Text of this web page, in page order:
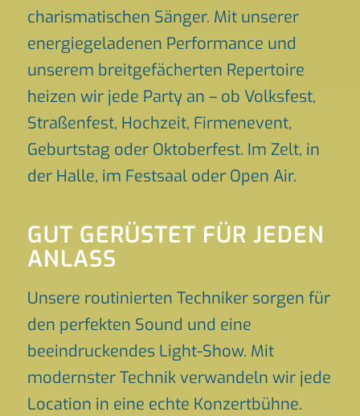
charismatischen Sänger. Mit unserer
energiegeladenen Performance und
unserem breitgefächerten Repertoire
heizen wir jede Party an – ob Volksfest,
Straßenfest, Hochzeit, Firmenevent,
Geburtstag oder Oktoberfest. Im Zelt, in
der Halle, im Festsaal oder Open Air.
GUT GERÜSTET FÜR JEDEN
ANLASS
Unsere routinierten Techniker sorgen für
den perfekten Sound und eine
beeindruckendes Light-Show. Mit
modernster Technik verwandeln wir jede
Location in eine echte Konzertbühne.